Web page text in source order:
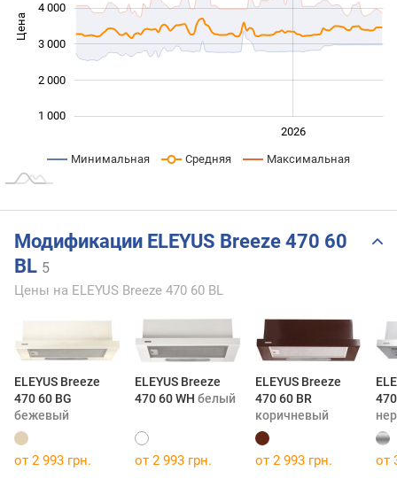
Цена
1 000
2 000
3 000
4 000
2026
Минимальная Средняя Максимальная
Модификации ELEYUS Breeze 470 60
BL 5
Цены на ELEYUS Breeze 470 60 BL
ELEYUS Breeze
470 60 BG
бежевый
ELEYUS Breeze
470 60 WH белый
ELEYUS Breeze
470 60 BR
коричневый
от 2 993 грн. от 2 993 грн. от 2 993 грн. от